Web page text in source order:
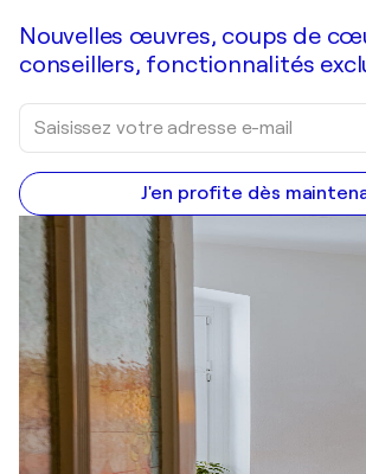
Nouvelles œuvres, coups de
conseillers, fonctionnalités
J'en profite dès